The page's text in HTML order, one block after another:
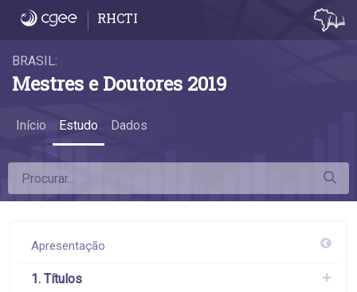
6.3 Remuneração por conceito do
RHCTI
BRASIL:
Mestres e Doutores 2019
Início Estudo Dados
Apresentação
1. Títulos